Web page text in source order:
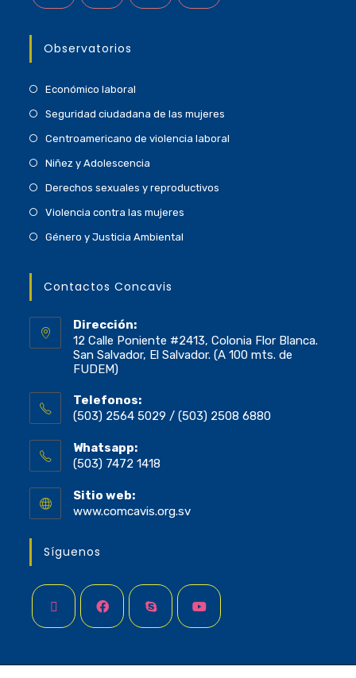
Observatorios
Económico laboral
Seguridad ciudadana de las mujeres
Centroamericano de violencia laboral
Niñez y Adolescencia
Derechos sexuales y reproductivos
Violencia contra las mujeres
Género y Justicia Ambiental
Contactos Concavis
Dirección:
12 Calle Poniente #2413, Colonia Flor Blanca.
San Salvador, El Salvador. (A 100 mts. de
FUDEM)
Telefonos:
(503) 2564 5029 / (503) 2508 6880
Whatsapp:
(503) 7472 1418
Sitio web:
www.comcavis.org.sv
Síguenos